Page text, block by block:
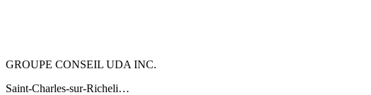
GROUPE CONSEIL UDA INC.
Saint-Charles-sur-Richeli…